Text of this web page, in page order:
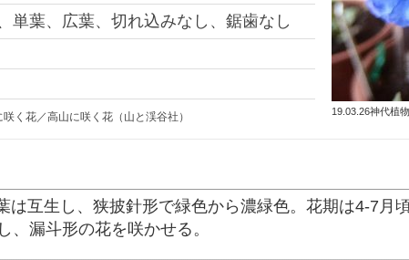
単葉、広葉、切れ込みなし、鋸歯なし
く花／高山に咲く花（山と渓谷社） 19.03.26神代植
は互生し、狭披針形で緑色から濃緑色。花期は4-7月
、漏斗形の花を咲かせる。